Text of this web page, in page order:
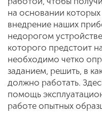
на основании
внедрение наших
недорогом
которого предстоит
необходимо четко
заданием, решить, в
должно работать.
помощь
работе опытных